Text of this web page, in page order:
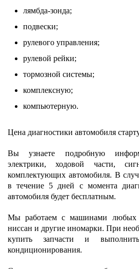
лямбда-зонда;
подвески;
рулевого управления;
рулевой рейки;
тормозной системы;
комплексную;
компьютерную.
Цена диагностики автомобиля
Вы узнаете подробную
электрики, ходовой части,
комплектующих автомобиля. В
в течение 5 дней с момента
автомобиля будет бесплатным.
Мы работаем с машинами любых
ниссан и другие иномарки. При
купить запчасти и
кондиционирования.